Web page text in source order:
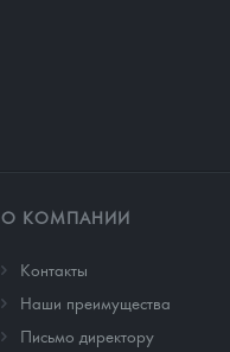
О КОМПАНИИ
Контакты
Наши преимущества
Письмо директору